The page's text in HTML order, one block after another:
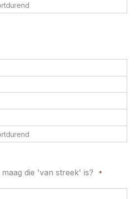
die 'van streek' is? *